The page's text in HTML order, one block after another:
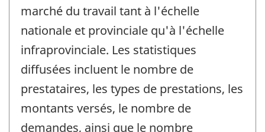
marché du travail tant à l'échelle
nationale et provinciale qu'à l'échelle
infraprovinciale. Les statistiques
diffusées incluent le nombre de
prestataires, les types de prestations, les
montants versés, le nombre de
demandes, ainsi que le nombre